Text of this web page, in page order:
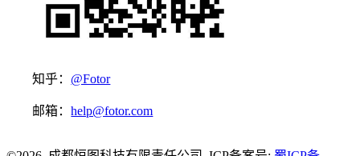
知乎： @Fotor
邮箱：help@fotor.com